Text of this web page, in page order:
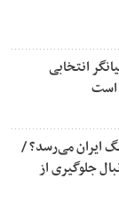
انتخابی
است
ایران می‌رسد؟ /
جلوگیری از